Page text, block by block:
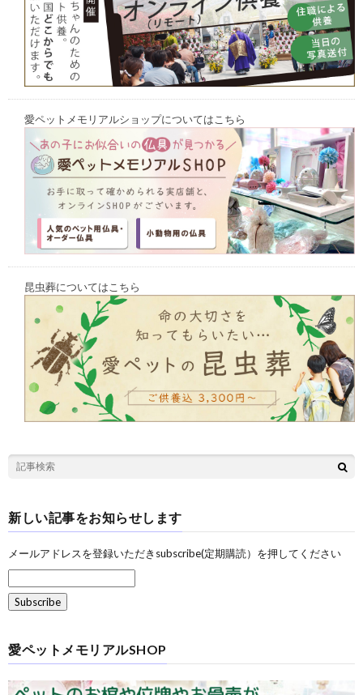
愛ペットメモリアルショップについてはこちら
昆虫葬についてはこちら
新しい記事をお知らせします
メールアドレスを登録いただきsubscribe(定期購読）を押してください
愛ペットメモリアルSHOP